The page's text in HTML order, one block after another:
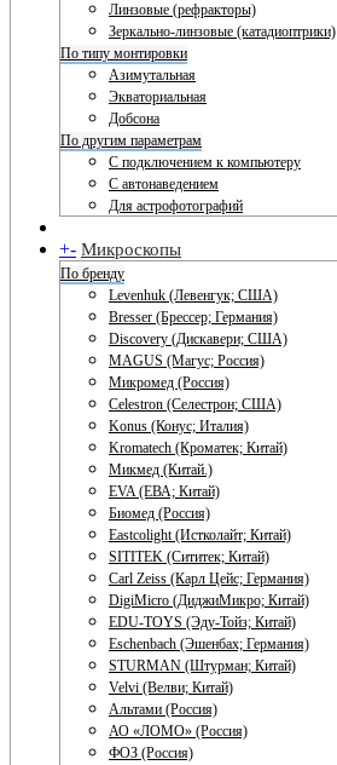
Линзовые (рефракторы)
Зеркально-линзовые (катадиоптрики)
По типу монтировки
Азимутальная
Экваториальная
Добсона
По другим параметрам
С подключением к компьютеру
С автонаведением
Для астрофотографий
+- Микроскопы
По бренду
Levenhuk (Левенгук; США)
Bresser (Брессер; Германия)
Discovery (Дискавери; США)
MAGUS (Магус; Россия)
Микромед (Россия)
Celestron (Селестрон; США)
Konus (Конус; Италия)
Kromatech (Кроматек; Китай)
Микмед (Китай.)
EVA (ЕВА; Китай)
Биомед (Россия)
Eastcolight (Истколайт; Китай)
SITITEK (Сититек; Китай)
Carl Zeiss (Карл Цейс; Германия)
DigiMicro (ДиджиМикро; Китай)
EDU-TOYS (Эду-Тойз; Китай)
Eschenbach (Эшенбах; Германия)
STURMAN (Штурман; Китай)
Velvi (Велви; Китай)
Альтами (Россия)
АО «ЛОМО» (Россия)
ФОЗ (Россия)